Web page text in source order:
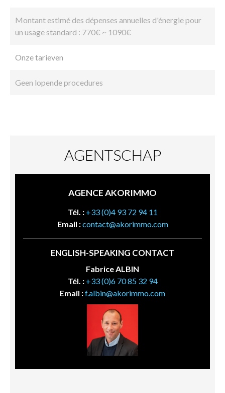
Montant estimé des dépenses annuelles d'énergie pour
un usage standard : 770€ ~ 1090€
Onze tarieven
Geen lopende procedures
AGENTSCHAP
AGENCE AKORIMMO
Tél. : +33 (0)4 93 72 94 11
Email :contact@akorimmo.com
ENGLISH-SPEAKING CONTACT
Fabrice ALBIN
Tél. : +33 (0)6 70 85 32 94
Email :f.albin@akorimmo.com